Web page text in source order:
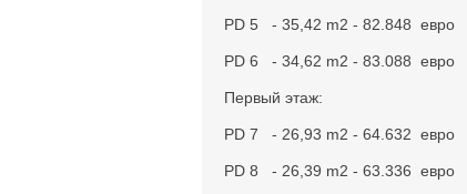
PD 5 - 35,42 m2 - 82.848 евро
PD 6 - 34,62 m2 - 83.088 евро
Первый этаж:
PD 7 - 26,93 m2 - 64.632 евро
PD 8 - 26,39 m2 - 63.336 евро